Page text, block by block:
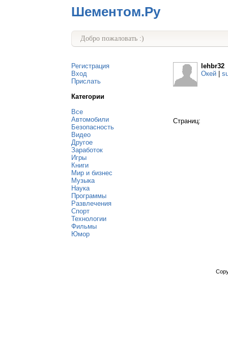
Шементом.Ру
Добро пожаловать :)
Регистрация
Вход
Прислать
Категории
Все
Автомобили
Безопасность
Видео
Другое
Заработок
Игры
Книги
Мир и бизнес
Музыка
Наука
Программы
Развлечения
Спорт
Технологии
Фильмы
Юмор
lehbr32
Окей
Страниц: